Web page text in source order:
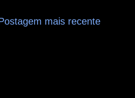
mais recente